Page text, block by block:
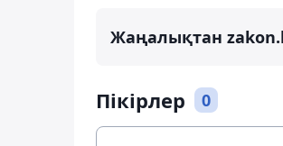
Жаңалықтан
Пікірлер 0